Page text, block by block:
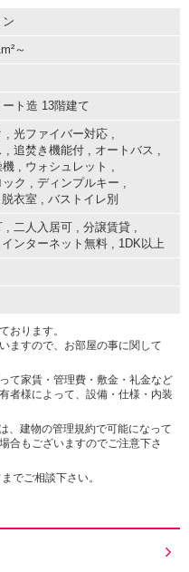
～
ト造 13階建て
, 光ファイバー対応 ,
, 追焚き機能付 , オートバス ,
機 , ウォシュレット ,
ク , ディンプルキー ,
脱衣室 , バストイレ別
, 二人入居可 , 分譲賃貸 ,
インターネット無料 , 1DK以上
おります。
ますので、お部屋の事に関して
て家賃・管理費・敷金・礼金など
者様によって、設備・仕様・内装
、建物の管理規約で可能になって
合もございますのでご注意下さ
でご相談下さい。